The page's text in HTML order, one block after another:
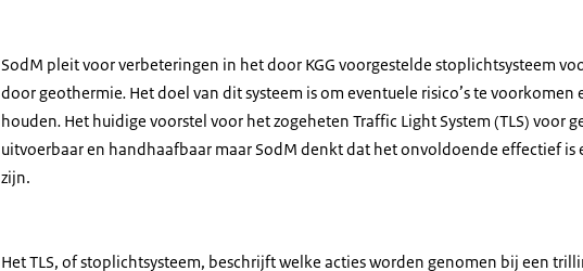
SodM pleit voor verbeteringen in het door KGG voorgestelde stoplichtsysteem
door geothermie. Het doel van dit systeem is om eventuele risico’s te
houden. Het huidige voorstel voor het zogeheten Traffic Light System (TLS) voor
uitvoerbaar en handhaafbaar maar SodM denkt dat het onvoldoende effectief
zijn.
Het TLS, of stoplichtsysteem, beschrijft welke acties worden genomen bij een